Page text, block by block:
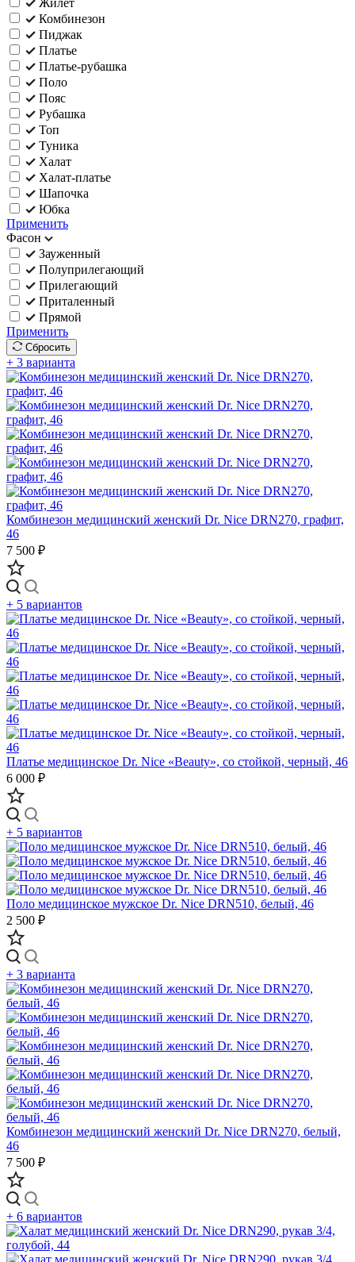
Комбинезон
Пиджак
Платье
Платье-рубашка
Поло
Пояс
Рубашка
Топ
Туника
Халат
Халат-платье
Шапочка
Юбка
Применить
Фасон
Зауженный
Полуприлегающий
Прилегающий
Приталенный
Прямой
Применить
Сбросить
+ 3 варианта
Комбинезон медицинский женский Dr. Nice DRN270, графит,
46
7 500 ₽
+ 5 вариантов
Платье медицинское Dr. Nice «Beauty», со стойкой, черный, 46
6 000 ₽
+ 5 вариантов
Поло медицинское мужское Dr. Nice DRN510, белый, 46
2 500 ₽
+ 3 варианта
Комбинезон медицинский женский Dr. Nice DRN270, белый,
46
7 500 ₽
+ 6 вариантов